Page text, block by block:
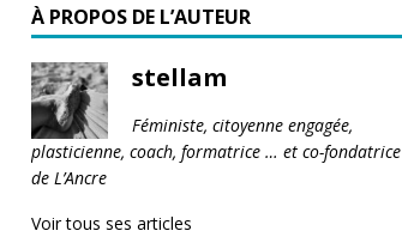
À PROPOS DE L’AUTEUR
stellam
Féministe, citoyenne engagée,
plasticienne, coach, formatrice … et co-fondatrice
de L’Ancre
Voir tous ses articles